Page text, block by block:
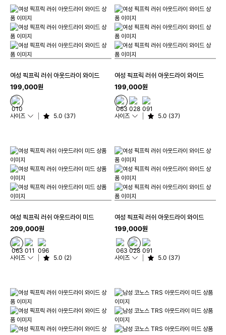
여성 픽프릭 러쉬 아웃드라이 와이드
199,000원
사이즈 5.0 (37)
여성 픽프릭 러쉬 아웃드라이 와이드
199,000원
사이즈 5.0 (37)
여성 픽프릭 러쉬 아웃드라이 미드
209,000원
사이즈 5.0 (2)
여성 픽프릭 러쉬 아웃드라이 와이드
199,000원
사이즈 5.0 (37)